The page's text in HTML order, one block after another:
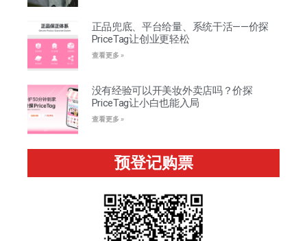
正品兜底、平台给量、系统干活——价探
PriceTag让创业更轻松
查看更多 »
没有经验可以开美妆外卖店吗？价探
PriceTag让小白也能入局
查看更多 »
预登记购票